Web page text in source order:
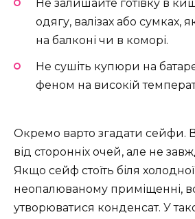
Не залишайте готівку в
одягу, валізах або сумках,
на балконі чи в коморі.
Не сушіть купюри на
феном на високій
Окремо варто згадати сейфи.
від сторонніх очей, але не
Якщо сейф стоїть біля
неопалюваному приміщенні,
утворюватися конденсат. У